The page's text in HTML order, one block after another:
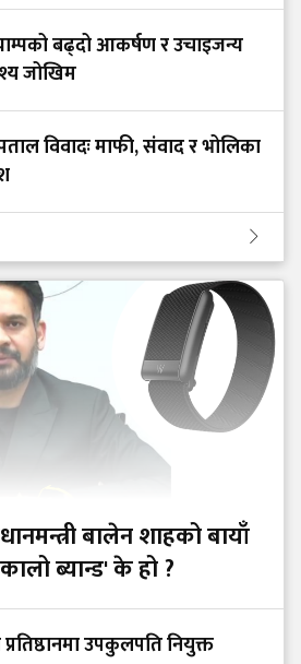
बढ्दो आकर्षण र उचाइजन्य
जोखिम
विवादः माफी, संवाद र भोलिका
बालेन शाहको बायाँ
ब्यान्ड' के हो ?
प्रतिष्ठानमा उपकुलपति नियुक्त